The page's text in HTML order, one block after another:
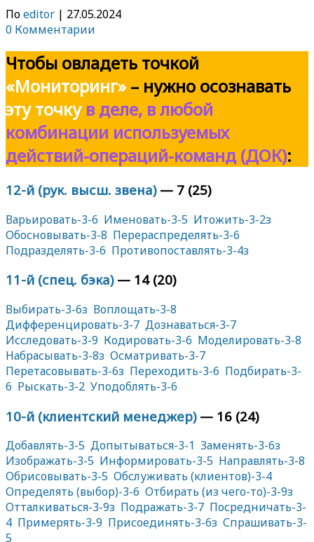
Поeditor | 27.05.2024
0 Комментарии
Чтобы овладеть точкой
«Мониторинг» – нужно осознавать
эту точкув деле, в любой
комбинации используемых
действий-операций-команд (ДОК):
12-й (рук. высш. звена)— 7 (25)
Варьировать-3-6 Именовать-3-5 Итожить-3-2з
Обосновывать-3-8 Перераспределять-3-6
Подразделять-3-6 Противопоставлять-3-4з
11-й (спец. бэка)— 14 (20)
Выбирать-3-6з Воплощать-3-8
Дифференцировать-3-7 Дознаваться-3-7
Исследовать-3-9 Кодировать-3-6 Моделировать-3-8
Набрасывать-3-8з Осматривать-3-7
Перетасовывать-3-6з Переходить-3-6 Подбирать-3-
6 Рыскать-3-2 Уподоблять-3-6
10-й (клиентский менеджер)— 16 (24)
Добавлять-3-5 Допытываться-3-1 Заменять-3-6з
Изображать-3-5 Информировать-3-5 Направлять-3-8
Обрисовывать-3-5 Обслуживать (клиентов)-3-4
Определять (выбор)-3-6 Отбирать (из чего-то)-3-9з
Отталкиваться-3-9з Подражать-3-7 Посредничать-3-
4 Примерять-3-9 Присоединять-3-6з Спрашивать-3-
5